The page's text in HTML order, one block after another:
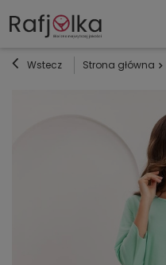
Wstecz Strona główna